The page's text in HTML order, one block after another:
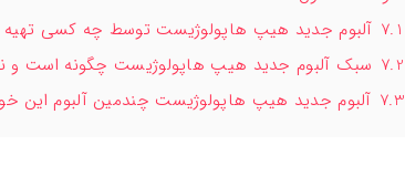
7.1 آلبوم جدید هیپ هاپولوژیست توسط چه کسی تهیه
7.2 سبک آلبوم جدید هیپ هاپولوژیست چگونه است و
7.3 آلبوم جدید هیپ هاپولوژیست چندمین آلبوم این